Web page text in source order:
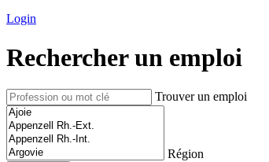
Login
Rechercher un emploi
Trouver un emploi
Région